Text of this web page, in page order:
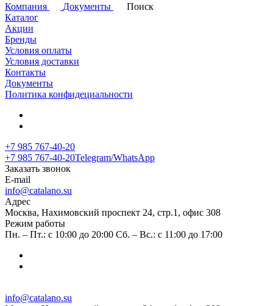
Компания
Документы
Поиск
Каталог
Акции
Бренды
Условия оплаты
Условия доставки
Контакты
Документы
Политика конфидециальности
+7 985 767-40-20
+7 985 767-40-20Telegram/WhatsApp
Заказать звонок
E-mail
info@catalano.su
Адрес
Москва, Нахимовский проспект 24, стр.1, офис 308
Режим работы
Пн. – Пт.: с 10:00 до 20:00 Сб. – Вс.: с 11:00 до 17:00
info@catalano.su